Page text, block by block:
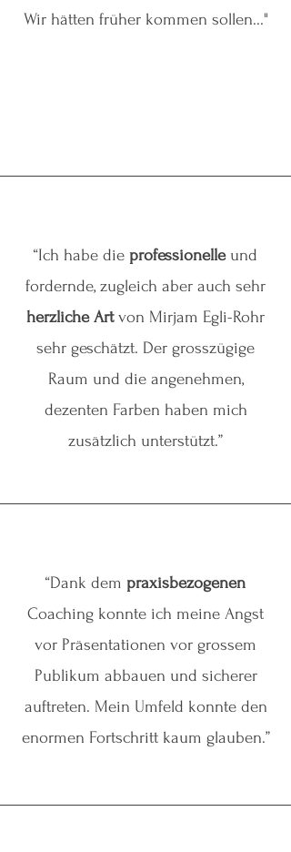
Wir hätten früher kommen sollen..."
“Ich habe die professionelle und
fordernde, zugleich aber auch sehr
herzliche Artvon Mirjam Egli-Rohr
sehr geschätzt. Der grosszügige
Raum und die angenehmen,
dezenten Farben haben mich
zusätzlich unterstützt.”
“Dank dem praxisbezogenen
Coaching konnte ich meine Angst
vor Präsentationen vor grossem
Publikum abbauen und sicherer
auftreten. Mein Umfeld konnte den
enormen Fortschritt kaum glauben.”